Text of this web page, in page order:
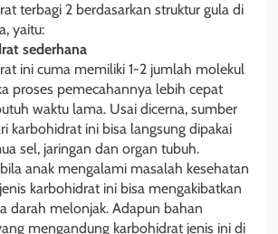
terbagi 2 berdasarkan struktur gula di
yaitu:
sederhana
ini cuma memiliki 1-2 jumlah molekul
proses pemecahannya lebih cepat
waktu lama. Usai dicerna, sumber
karbohidrat ini bisa langsung dipakai
sel, jaringan dan organ tubuh.
anak mengalami masalah kesehatan
karbohidrat ini bisa mengakibatkan
darah melonjak. Adapun bahan
mengandung karbohidrat jenis ini di